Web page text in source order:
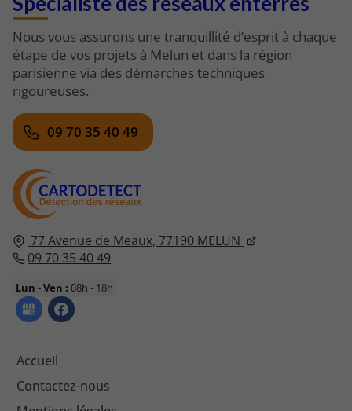
77 Avenue de Meaux, 77190 MELUN
09 70 35 40 49
Lun - Ven : 08h - 18h
Accueil
Contactez-nous
Nous vous assurons une tranquillité d’esprit à chaque
étape de vos projets à Melun et dans la région
parisienne via des démarches techniques
rigoureuses.
09 70 35 40 49